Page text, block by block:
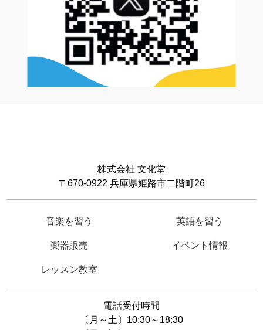
株式会社 文化堂
〒670-0922 兵庫県姫路市二階町26
音楽を習う 英語を習う
楽器販売 イベント情報
レッスン教室
電話受付時間
〔月～土〕10:30～18:30